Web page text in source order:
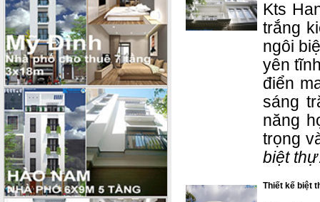
Kts
trắng
ngôi
yên
điển
sáng
năng
trọng
biệt thự
Thiết kế biệt